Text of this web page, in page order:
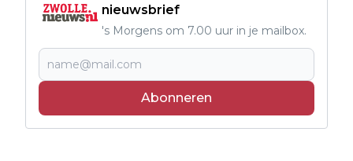
nieuwsbrief
's Morgens om 7.00 uur in je mailbox.
Abonneren